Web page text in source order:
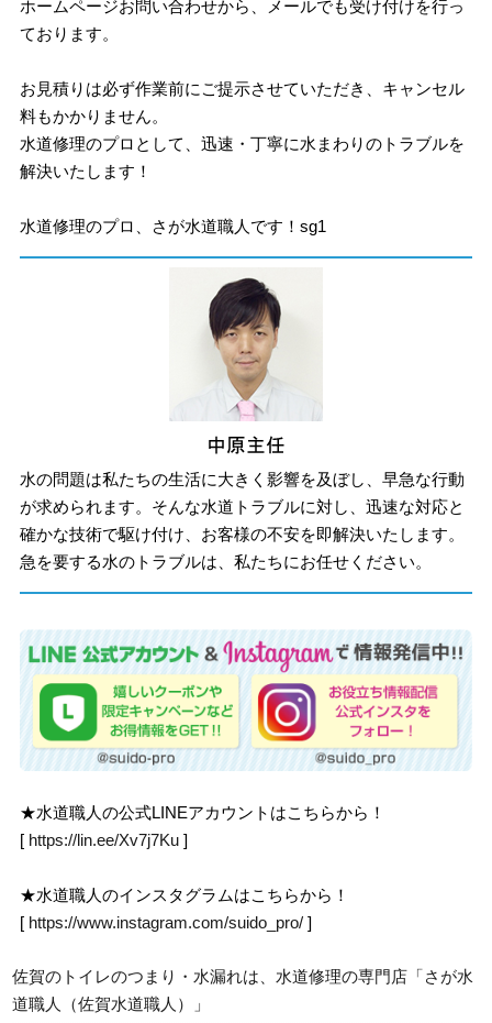
ホームページお問い合わせから、メールでも受け付けを行っ
ております。
お見積りは必ず作業前にご提示させていただき、キャンセル
料もかかりません。
水道修理のプロとして、迅速・丁寧に水まわりのトラブルを
解決いたします！
水道修理のプロ、さが水道職人です！sg1
水の問題は私たちの生活に大きく影響を及ぼし、早急な行動
が求められます。そんな水道トラブルに対し、迅速な対応と
確かな技術で駆け付け、お客様の不安を即解決いたします。
急を要する水のトラブルは、私たちにお任せください。
★水道職人の公式LINEアカウントはこちらから！
[ https://lin.ee/Xv7j7Ku ]
★水道職人のインスタグラムはこちらから！
[ https://www.instagram.com/suido_pro/ ]
佐賀のトイレのつまり・水漏れは、水道修理の専門店「さが水
道職人（佐賀水道職人）」